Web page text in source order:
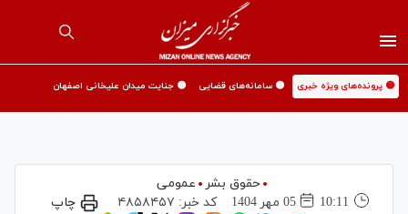
🟡 پرونده‌های ویژه خبری 🟡 سامانه‌های قضایی 🟡 جنایت میدان علیخانی اصفهان
حقوق بشر
عمومی
10:11
05 مهر 1404 کد خبر: ۴۸۵۸۴۵۷ چاپ